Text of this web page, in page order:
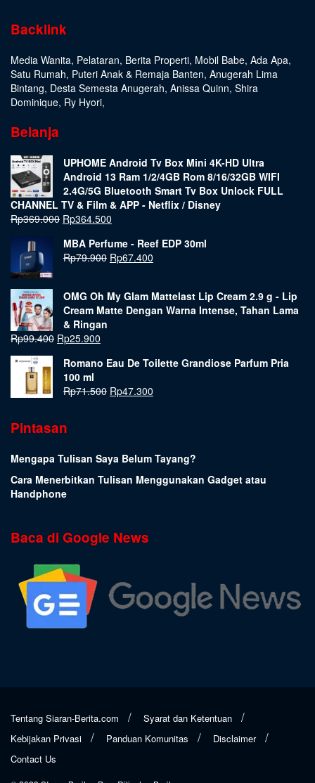
Backlink
Media Wanita, Pelataran, Berita Properti, Mobil Babe, Ada Apa,
Satu Rumah, Puteri Anak & Remaja Banten, Anugerah Lima
Bintang, Desta Semesta Anugerah, Anissa Quinn, Shira
Dominique, Ry Hyori,
Belanja
UPHOME Android Tv Box Mini 4K-HD Ultra
Android 13 Ram 1/2/4GB Rom 8/16/32GB WIFI
2.4G/5G Bluetooth Smart Tv Box Unlock FULL
CHANNEL TV & Film & APP - Netflix / Disney
Rp369.000 Rp364.500
MBA Perfume - Reef EDP 30ml
Rp79.900 Rp67.400
OMG Oh My Glam Mattelast Lip Cream 2.9 g - Lip
Cream Matte Dengan Warna Intense, Tahan Lama
& Ringan
Rp99.400 Rp25.900
Romano Eau De Toilette Grandiose Parfum Pria
100 ml
Rp71.500 Rp47.300
Pintasan
Mengapa Tulisan Saya Belum Tayang?
Cara Menerbitkan Tulisan Menggunakan Gadget atau
Handphone
Baca di Google News
Tentang Siaran-Berita.com
Syarat dan Ketentuan
Kebijakan Privasi
Panduan Komunitas
Disclaimer
Contact Us